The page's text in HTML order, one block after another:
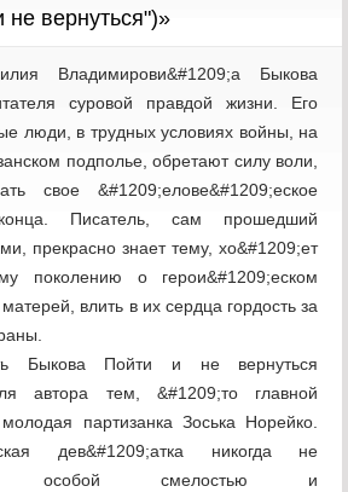
вернуться")»
Владимирови&#1209;а Быкова
суровой правдой жизни. Его
люди, в трудных условиях войны, на
подполье, обретают силу воли,
свое &#1209;елове&#1209;еское
Писатель, сам прошедший
прекрасно знает тему, хо&#1209;ет
поколению о герои&#1209;еском
влить в их сердца гордость за
Быкова Пойти и не вернуться
автора тем, &#1209;то главной
партизанка Зоська Норейко.
дев&#1209;атка никогда не
особой смелостью и